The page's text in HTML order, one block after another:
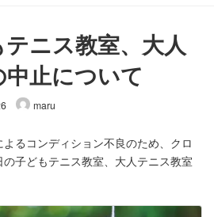
ニス教室、大人
止について
maru
るコンディション不良のため、クロ
子どもテニス教室、大人テニス教室